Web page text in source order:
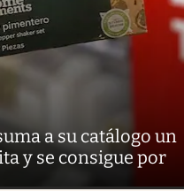
a su catálogo un
y se consigue por